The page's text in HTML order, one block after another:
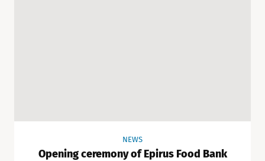
NEWS
Opening ceremony of Epirus Food Bank